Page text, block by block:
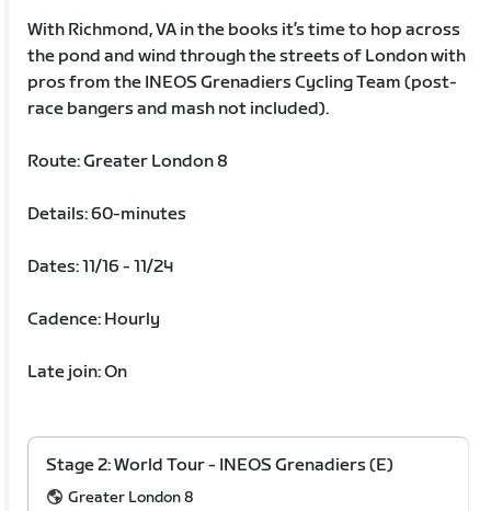
With Richmond, VA in the books it’s time to hop across
the pond and wind through the streets of London with
pros from the INEOS Grenadiers Cycling Team (post-
race bangers and mash not included).
Route: Greater London 8
Details: 60-minutes
Dates: 11/16 - 11/24
Cadence: Hourly
Late join: On
Stage 2: World Tour - INEOS Grenadiers (E)
Greater London 8